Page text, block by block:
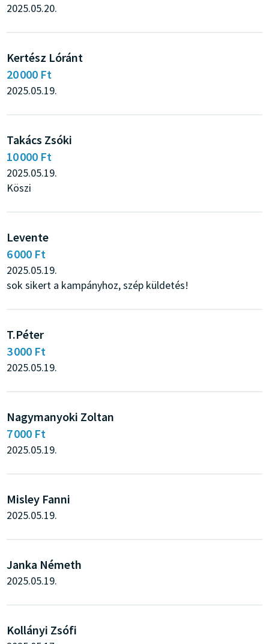
2025.05.20.
Kertész Lóránt
20 000 Ft
2025.05.19.
Takács Zsóki
10 000 Ft
2025.05.19.
Köszi
Levente
6 000 Ft
2025.05.19.
sok sikert a kampányhoz, szép küldetés!
T.Péter
3 000 Ft
2025.05.19.
Nagymanyoki Zoltan
7 000 Ft
2025.05.19.
Misley Fanni
2025.05.19.
Janka Németh
2025.05.19.
Kollányi Zsófi